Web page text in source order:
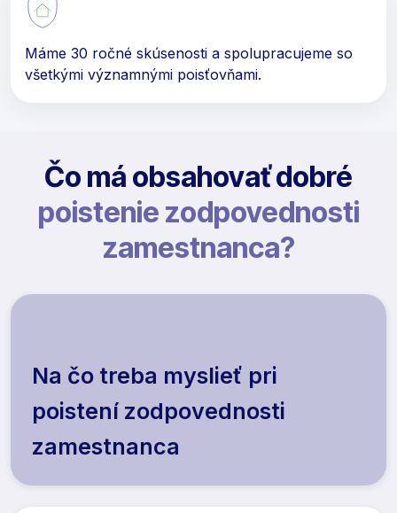
Máme 30 ročné skúsenosti a spolupracujeme so
všetkými významnými poisťovňami.
Čo má obsahovať dobré
poistenie zodpovednosti
zamestnanca?
Na čo treba myslieť pri
poistení zodpovednosti
zamestnanca